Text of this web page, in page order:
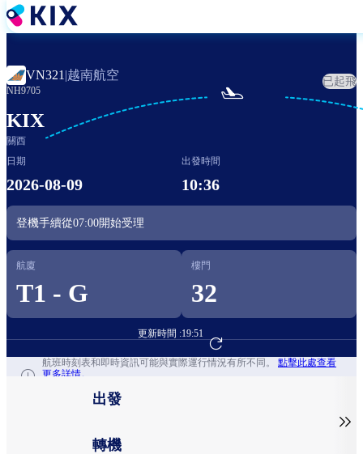
移
至
內
容
VN321 |越南航空
NH9705
已起飛
KIX
關西

日期
2026-08-09
出發時間
10:36
登機手續從07:00開始受理
航廈
T1 - G
樓門
32
更新時間 :19:51
前往航班預訂
航班時刻表和即時資訊可能與實際運行情況有所不同。 點擊此處查看
更多詳情。
出發
轉機
